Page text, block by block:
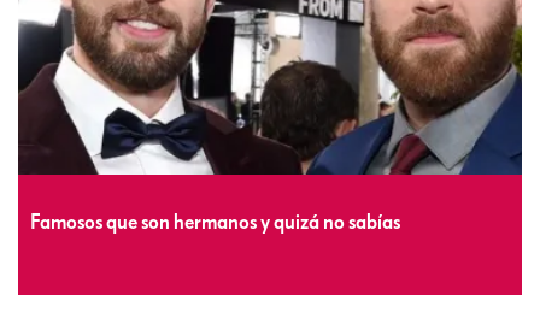
Famosos que son hermanos y quizá no sabías